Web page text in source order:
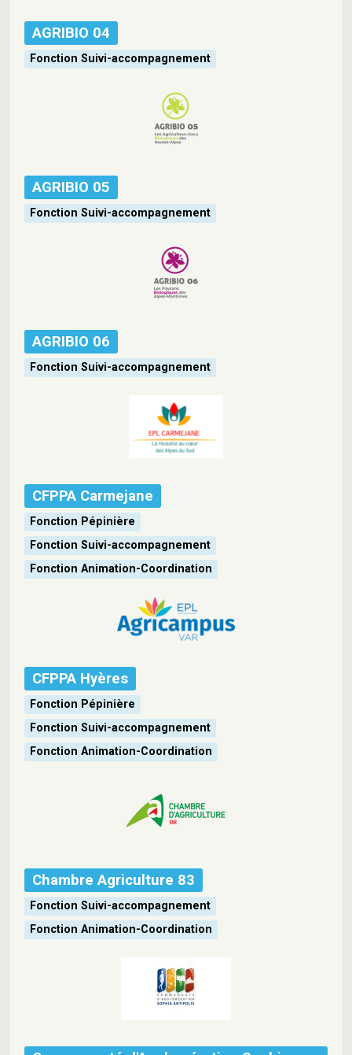
AGRIBIO 04
Fonction Suivi-accompagnement
AGRIBIO 05
Fonction Suivi-accompagnement
AGRIBIO 06
Fonction Suivi-accompagnement
CFPPA Carmejane
Fonction Pépinière
Fonction Suivi-accompagnement
Fonction Animation-Coordination
CFPPA Hyères
Fonction Pépinière
Fonction Suivi-accompagnement
Fonction Animation-Coordination
Chambre Agriculture 83
Fonction Suivi-accompagnement
Fonction Animation-Coordination